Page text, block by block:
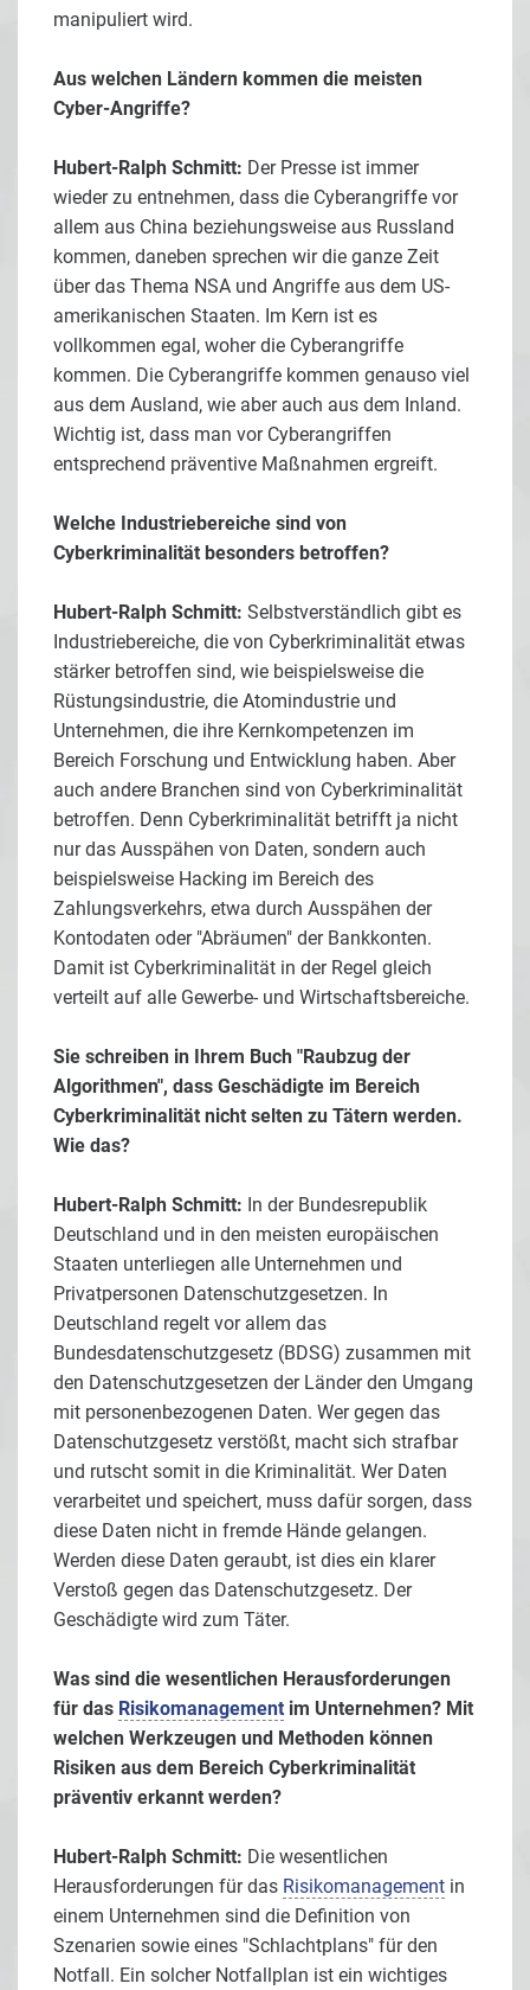
manipuliert wird.
Aus welchen Ländern kommen die meisten
Cyber-Angriffe?
Hubert-Ralph Schmitt: Der Presse ist immer
wieder zu entnehmen, dass die Cyberangriffe vor
allem aus China beziehungsweise aus Russland
kommen, daneben sprechen wir die ganze Zeit
über das Thema NSA und Angriffe aus dem US-
amerikanischen Staaten. Im Kern ist es
vollkommen egal, woher die Cyberangriffe
kommen. Die Cyberangriffe kommen genauso viel
aus dem Ausland, wie aber auch aus dem Inland.
Wichtig ist, dass man vor Cyberangriffen
entsprechend präventive Maßnahmen ergreift.
Welche Industriebereiche sind von
Cyberkriminalität besonders betroffen?
Hubert-Ralph Schmitt: Selbstverständlich gibt es
Industriebereiche, die von Cyberkriminalität etwas
stärker betroffen sind, wie beispielsweise die
Rüstungsindustrie, die Atomindustrie und
Unternehmen, die ihre Kernkompetenzen im
Bereich Forschung und Entwicklung haben. Aber
auch andere Branchen sind von Cyberkriminalität
betroffen. Denn Cyberkriminalität betrifft ja nicht
nur das Ausspähen von Daten, sondern auch
beispielsweise Hacking im Bereich des
Zahlungsverkehrs, etwa durch Ausspähen der
Kontodaten oder "Abräumen" der Bankkonten.
Damit ist Cyberkriminalität in der Regel gleich
verteilt auf alle Gewerbe- und Wirtschaftsbereiche.
Sie schreiben in Ihrem Buch "Raubzug der
Algorithmen", dass Geschädigte im Bereich
Cyberkriminalität nicht selten zu Tätern werden.
Wie das?
Hubert-Ralph Schmitt: In der Bundesrepublik
Deutschland und in den meisten europäischen
Staaten unterliegen alle Unternehmen und
Privatpersonen Datenschutzgesetzen. In
Deutschland regelt vor allem das
Bundesdatenschutzgesetz (BDSG) zusammen mit
den Datenschutzgesetzen der Länder den Umgang
mit personenbezogenen Daten. Wer gegen das
Datenschutzgesetz verstößt, macht sich strafbar
und rutscht somit in die Kriminalität. Wer Daten
verarbeitet und speichert, muss dafür sorgen, dass
diese Daten nicht in fremde Hände gelangen.
Werden diese Daten geraubt, ist dies ein klarer
Verstoß gegen das Datenschutzgesetz. Der
Geschädigte wird zum Täter.
Was sind die wesentlichen Herausforderungen
für das Risikomanagement im Unternehmen? Mit
welchen Werkzeugen und Methoden können
Risiken aus dem Bereich Cyberkriminalität
präventiv erkannt werden?
Hubert-Ralph Schmitt: Die wesentlichen
Herausforderungen für das Risikomanagement in
einem Unternehmen sind die Definition von
Szenarien sowie eines "Schlachtplans" für den
Notfall. Ein solcher Notfallplan ist ein wichtiges